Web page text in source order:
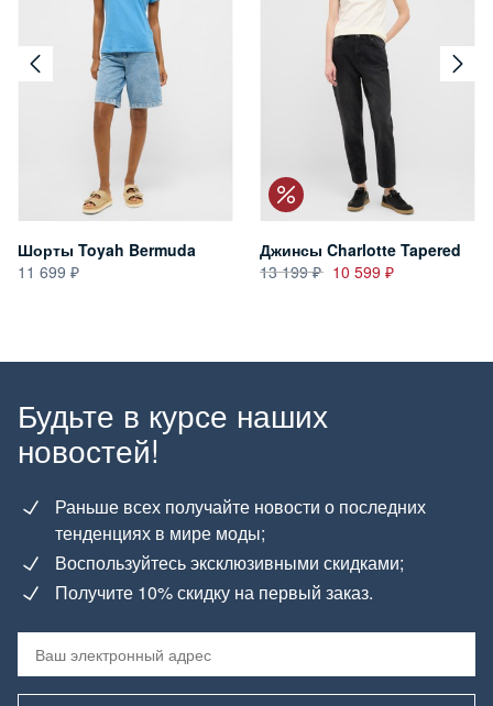
Шорты Toyah Bermuda
11 699
Джинсы Charlotte Tapered
13 199
10 599
Будьте в курсе наших
новостей!
Раньше всех получайте новости о последних
тенденциях в мире моды;
Воспользуйтесь эксклюзивными скидками;
Получите 10% скидку на первый заказ.